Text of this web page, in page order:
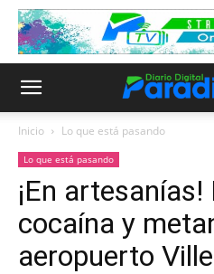
Inicio Lo que está pasando
Lo que está pasando
¡En
cocaína y
aeropuerto